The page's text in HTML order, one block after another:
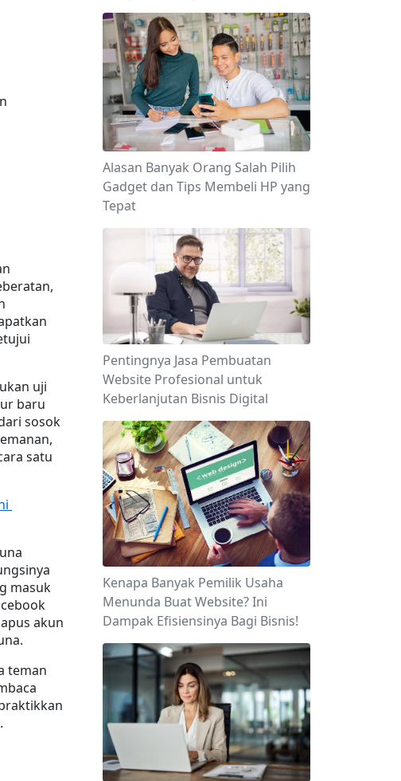
uji
baru
sosok
satu
masuk
akun
teman
Alasan Banyak Orang Salah Pilih
Gadget dan Tips Membeli HP yang
Tepat
Pentingnya Jasa Pembuatan
Website Profesional untuk
Keberlanjutan Bisnis Digital
Kenapa Banyak Pemilik Usaha
Menunda Buat Website? Ini
Dampak Efisiensinya Bagi Bisnis!